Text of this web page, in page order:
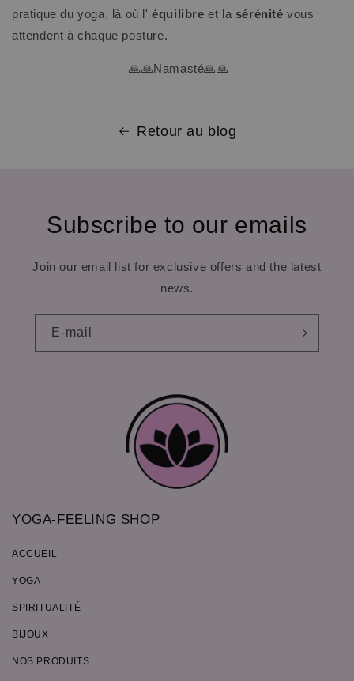
pratique du yoga, là où l'équilibre et la sérénité vous
attendent à chaque posture.
🙏🙏Namasté🙏🙏
Retour au blog
Subscribe to our emails
Join our email list for exclusive offers and the latest
news.
E-mail
YOGA-FEELING SHOP
ACCUEIL
YOGA
SPIRITUALITÉ
BIJOUX
NOS PRODUITS